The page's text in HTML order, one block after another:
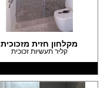
מקלחון חזית מזכוכית
קליר תעשיות זכוכית